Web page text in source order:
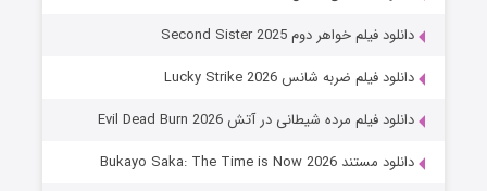
جادوگری در مغولستان
دانلود فیلم خواهر دوم Second Sister 2025
دانلود فیلم ضربه شانس Lucky Strike 2026
دانلود فیلم مرده شیطانی در آتش Evil Dead Burn 2026
دانلود مستند Bukayo Saka: The Time is Now 2026